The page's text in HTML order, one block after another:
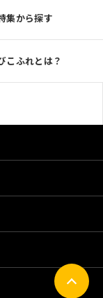
集から探す
こふれとは？